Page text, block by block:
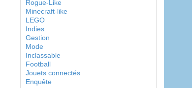
Rogue-Like
Minecraft-like
LEGO
Indies
Gestion
Mode
Inclassable
Football
Jouets connectés
Enquête